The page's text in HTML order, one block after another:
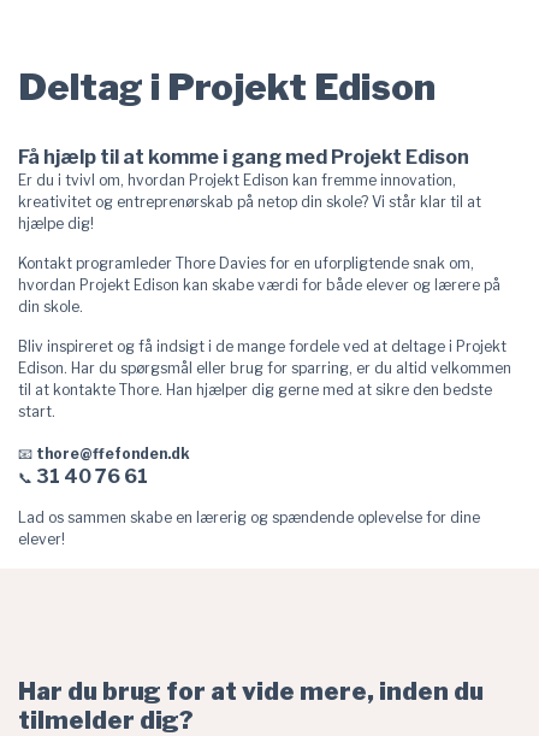
Deltag i Projekt Edison
Få hjælp til at komme i gang med Projekt Edison
Er du i tvivl om, hvordan Projekt Edison kan fremme innovation,
kreativitet og entreprenørskab på netop din skole? Vi står klar til at
hjælpe dig!
Kontakt programleder Thore Davies for en uforpligtende snak om,
hvordan Projekt Edison kan skabe værdi for både elever og lærere på
din skole.
Bliv inspireret og få indsigt i de mange fordele ved at deltage i Projekt
Edison. Har du spørgsmål eller brug for sparring, er du altid velkommen
til at kontakte Thore. Han hjælper dig gerne med at sikre den bedste
start.
📧 thore@ffefonden.dk
📞 31 40 76 61
Lad os sammen skabe en lærerig og spændende oplevelse for dine
elever!
Har du brug for at vide mere, inden du
tilmelder dig?